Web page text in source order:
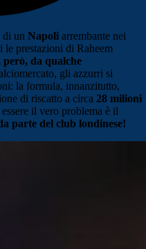
un Napoli arrembante nei
le prestazioni di Raheem
da qualche
gli azzurri si
la formula, innanzitutto,
di riscatto a circa 28 milioni
il vero problema è il
parte del club londinese!